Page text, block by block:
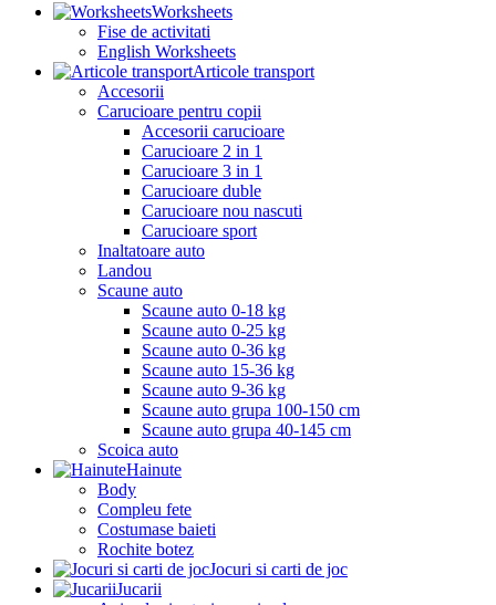
Worksheets
Fise de activitati
English Worksheets
Articole transport
Accesorii
Carucioare pentru copii
Accesorii carucioare
Carucioare 2 in 1
Carucioare 3 in 1
Carucioare duble
Carucioare nou nascuti
Carucioare sport
Inaltatoare auto
Landou
Scaune auto
Scaune auto 0-18 kg
Scaune auto 0-25 kg
Scaune auto 0-36 kg
Scaune auto 15-36 kg
Scaune auto 9-36 kg
Scaune auto grupa 100-150 cm
Scaune auto grupa 40-145 cm
Scoica auto
Hainute
Body
Compleu fete
Costumase baieti
Rochite botez
Jocuri si carti de joc
Jucarii